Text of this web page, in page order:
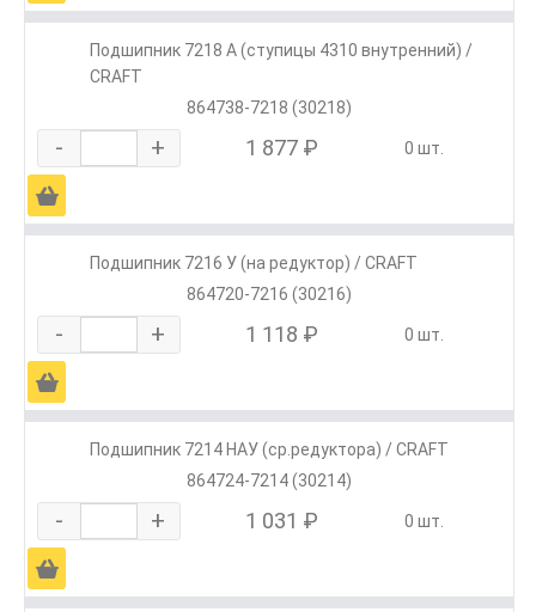
Подшипник 7218 А (ступицы 4310 внутренний) /
CRAFT
864738-7218 (30218)
- + 1 877 ₽ 0 шт.
Ä
Подшипник 7216 У (на редуктор) / CRAFT
864720-7216 (30216)
- + 1 118 ₽ 0 шт.
Ä
Подшипник 7214 НАУ (ср.редуктора) / CRAFT
864724-7214 (30214)
- + 1 031 ₽ 0 шт.
Ä